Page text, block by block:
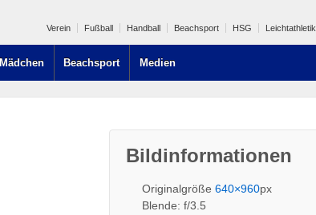
Verein Fußball Handball Beachsport HSG Leichtathletik
Mädchen Beachsport Medien
Bildinformationen
Originalgröße640×960px
Blende: f/3.5